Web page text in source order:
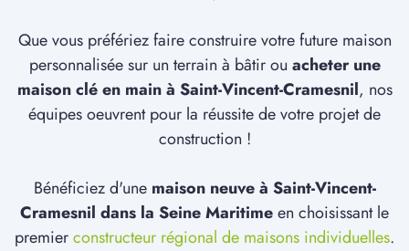
Que vous préfériez faire construire votre future maison
personnalisée sur un terrain à bâtir ou acheter une
maison clé en main à Saint-Vincent-Cramesnil, nos
équipes oeuvrent pour la réussite de votre projet de
construction !
Bénéficiez d'une maison neuve à Saint-Vincent-
Cramesnil dans la Seine Maritimeen choisissant le
premierconstructeur régional de maisons individuelles.